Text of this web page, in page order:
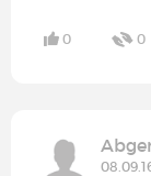
0 0